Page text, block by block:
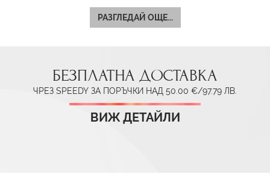
РАЗГЛЕДАЙ ОЩЕ...
БЕЗПЛАТНА ДОСТАВКА
ЧРЕЗ SPEEDY ЗА ПОРЪЧКИ НАД 50.00 €/97.79 ЛВ.
ВИЖ ДЕТАЙЛИ